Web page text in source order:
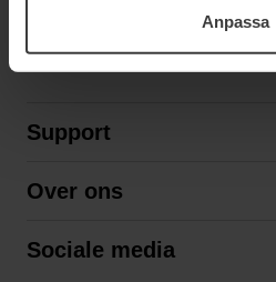
samt vår Integritetspolicy.Anpassa
SNELLE LEVERING
Support
Algemene voorwaarden
Over ons
Sociale media